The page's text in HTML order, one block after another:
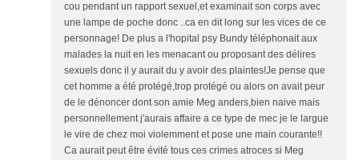
cou pendant un rapport sexuel,et examinait son corps avec
une lampe de poche donc ..ca en dit long sur les vices de ce
personnage! De plus a l'hopital psy Bundy téléphonait aux
malades la nuit en les menacant ou proposant des délires
sexuels donc il y aurait du y avoir des plaintes!Je pense que
cet homme a été protégé,trop protégé ou alors on avait peur
de le dénoncer dont son amie Meg anders,bien naive mais
personnellement j'aurais affaire a ce type de mec je le largue
le vire de chez moi violemment et pose une main courante!!
Ca aurait peut être évité tous ces crimes atroces si Meg